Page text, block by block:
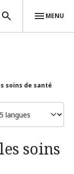
MENU
soins de santé
soins